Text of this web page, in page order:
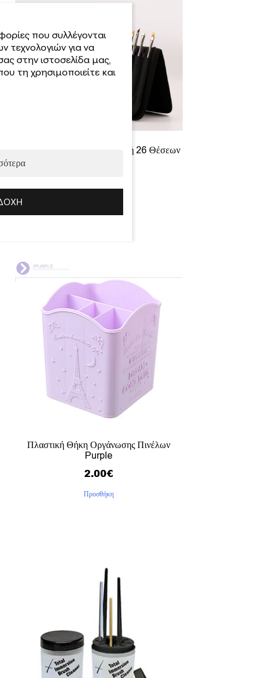
Θήκη Πινέλων Infinity Σπαστή 26 Θέσεων
Πλαστική Θήκη Οργάνωσης Πινέλων
Purple
2.00€
Προσθήκη
που συλλέγονται
τεχνολογιών για να
στην ιστοσελίδα μας,
τη χρησιμοποιείτε και